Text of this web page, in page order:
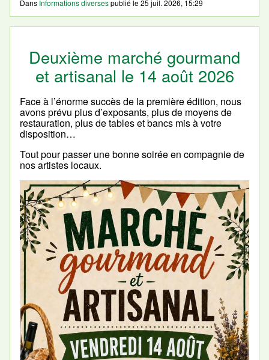
Dans Informations diversespublié le25 juil. 2026, 15:29
Deuxième marché gourmand
et artisanal le 14 août 2026
Face à l’énorme succès de la première édition, nous
avons prévu plus d’exposants, plus de moyens de
restauration, plus de tables et bancs mis à votre
disposition…
Tout pour passer une bonne soirée en compagnie de
nos artistes locaux.